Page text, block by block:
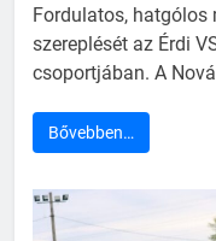
Fordulatos, hatgólos
szereplését az Érdi
csoportjában. A
Bővebben…